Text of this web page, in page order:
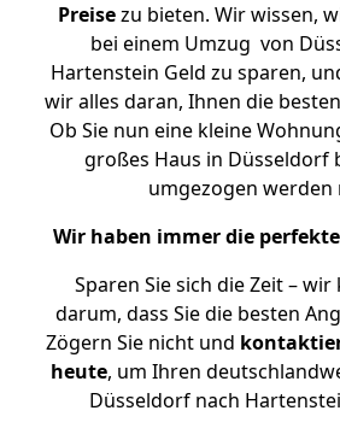
Preisezu bieten. Wir wissen,
bei einem Umzug von
Hartenstein Geld zu sparen,
wir alles daran, Ihnen die
Ob Sie nun eine kleine
großes Haus in Düsseldorf
umgezogen werden
Wir haben immer die
Sparen Sie sich die Zeit –
darum, dass Sie die besten
Zögern Sie nicht und
heute, um Ihren
Düsseldorf nach